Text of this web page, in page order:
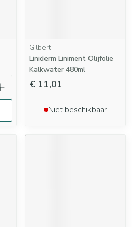
Gilbert
Liniderm Liniment Olijfolie
Kalkwater 480ml
€ 11,01
Niet beschikbaar